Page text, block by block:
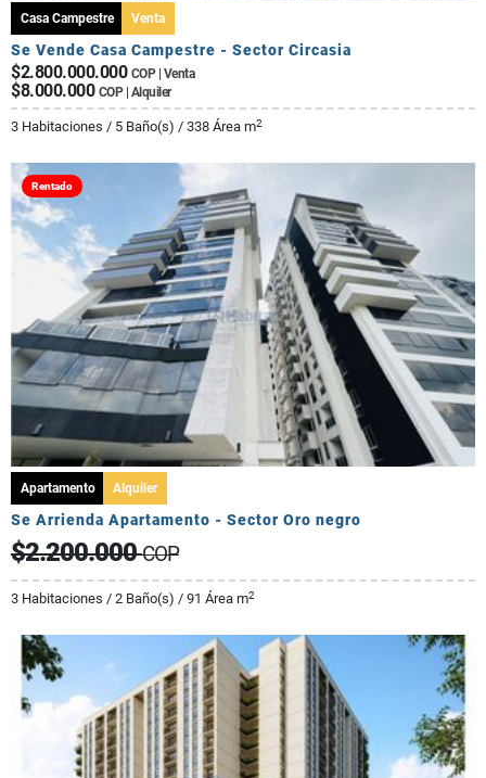
Casa Campestre Venta
Se Vende Casa Campestre - Sector Circasia
$2.800.000.000 COP | Venta
$8.000.000 COP | Alquiler
3 Habitaciones / 5 Baño(s) / 338 Área m2
Rentado
Apartamento Alquiler
Se Arrienda Apartamento - Sector Oro negro
$2.200.000COP
3 Habitaciones / 2 Baño(s) / 91 Área m2